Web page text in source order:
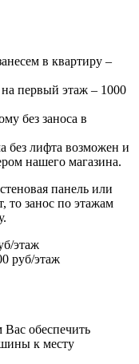
в квартиру –
первый этаж – 1000
без заноса в
без лифта возможен и
нашего магазина.
панель или
то занос по этажам
этаж
руб/этаж
обеспечить
к месту